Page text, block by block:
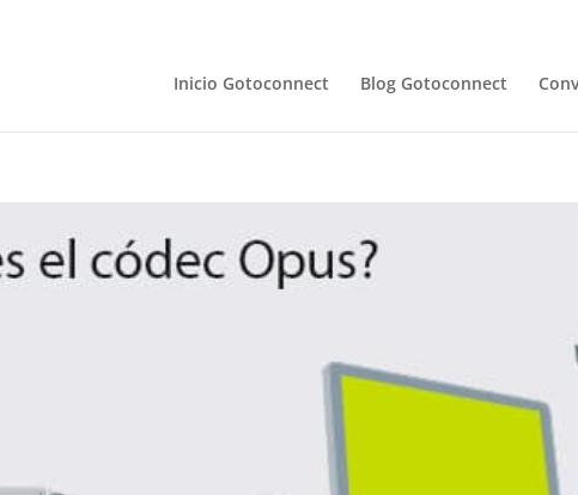
Inicio Gotoconnect Blog Gotoconnect